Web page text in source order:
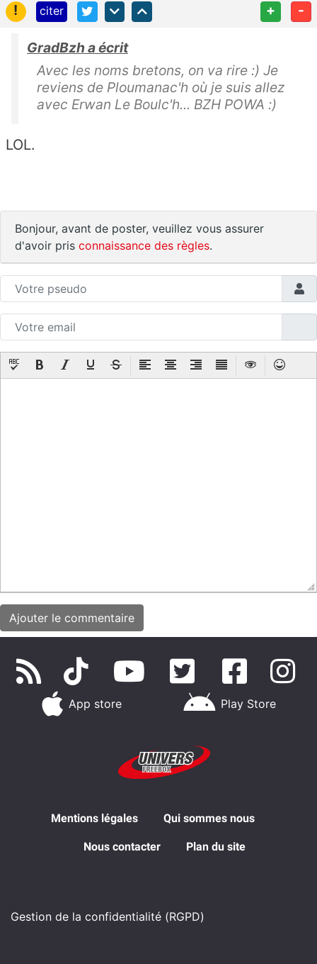
!
citer + -
GradBzh a écrit
Avec les noms bretons, on va rire :) Je
reviens de Ploumanac'h où je suis allez
avec Erwan Le Boulc'h... BZH POWA :)
LOL.
Bonjour, avant de poster, veuillez vous assurer
d'avoir pris connaissance des règles.
App store Play Store
Mentions légales Qui sommes nous
Nous contacter Plan du site
Gestion de la confidentialité (RGPD)